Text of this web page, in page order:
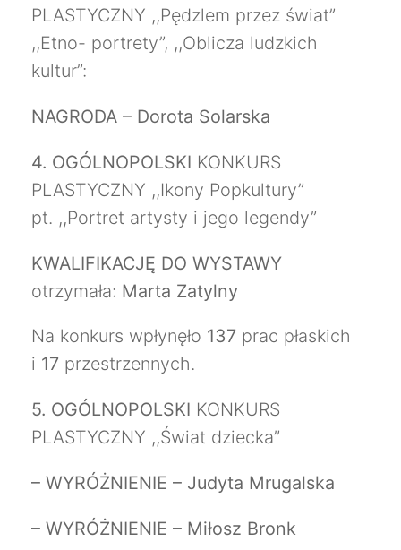
PLASTYCZNY ,,Pędzlem przez świat”
,,Etno- portrety”, ,,Oblicza ludzkich
kultur”:
NAGRODA – Dorota Solarska
4. OGÓLNOPOLSKI KONKURS
PLASTYCZNY ,,Ikony Popkultury”
pt. ,,Portret artysty i jego legendy”
KWALIFIKACJĘ DO WYSTAWY
otrzymała: Marta Zatylny
Na konkurs wpłynęło 137 prac płaskich
i 17 przestrzennych.
5. OGÓLNOPOLSKI KONKURS
PLASTYCZNY ,,Świat dziecka”
– WYRÓŻNIENIE – Judyta Mrugalska
– WYRÓŻNIENIE – Miłosz Bronk